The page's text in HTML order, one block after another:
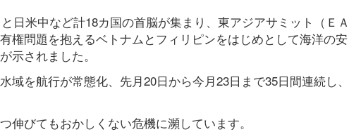
日米中など計18カ国の首脳が集まり、東アジアサミット（ＥＡ
権問題を抱えるベトナムとフィリピンをはじめとして海洋の安
示されました。
を航行が常態化、先月20日から今月23日まで35日間連続し、
びてもおかしくない危機に瀕しています。